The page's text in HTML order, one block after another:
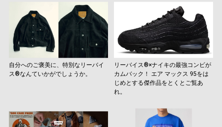
自分へのご褒美に、特別なリーバイ
ス®なんていかがでしょうか。
リーバイス®×ナイキの最強コンビが
カムバック！ エア マックス 95をは
じめとする傑作品をとくとご覧あ
れ。